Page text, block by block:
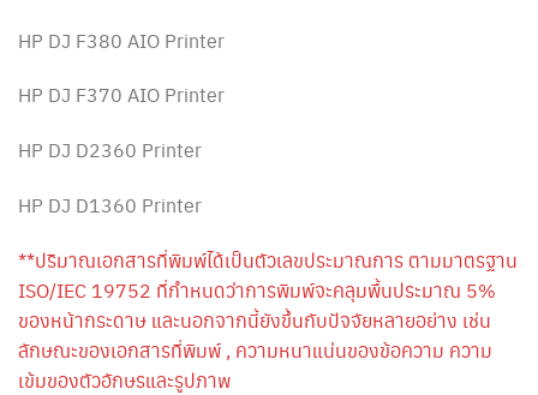
HP DJ F380 AIO Printer
HP DJ F370 AIO Printer
HP DJ D2360 Printer
HP DJ D1360 Printer
**ปริมาณเอกสารที่พิมพ์ได้เป็นตัวเลขประมาณการ ตามมาตรฐาน
ISO/IEC 19752 ที่กำหนดว่าการพิมพ์จะคลุมพื้นประมาณ 5%
ของหน้ากระดาษ และนอกจากนี้ยังขึ้นกับปัจจัยหลายอย่าง เช่น
ลักษณะของเอกสารที่พิมพ์ , ความหนาแน่นของข้อความ ความ
เข้มของตัวอักษรและรูปภาพ